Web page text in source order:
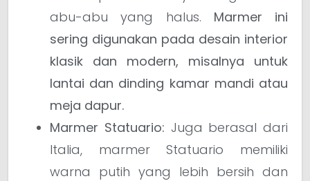
abu-abu yang halus. Marmer ini
sering digunakan pada desain interior
klasik dan modern, misalnya untuk
lantai dan dinding kamar mandi atau
meja dapur.
Marmer Statuario: Juga berasal dari
Italia, marmer Statuario memiliki
warna putih yang lebih bersih dan